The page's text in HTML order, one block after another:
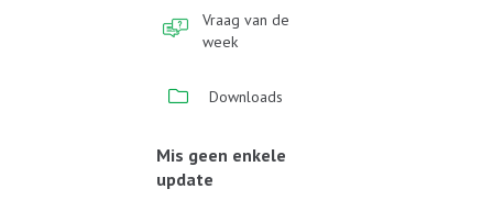
Vraag van de
week
Downloads
Mis geen enkele
update